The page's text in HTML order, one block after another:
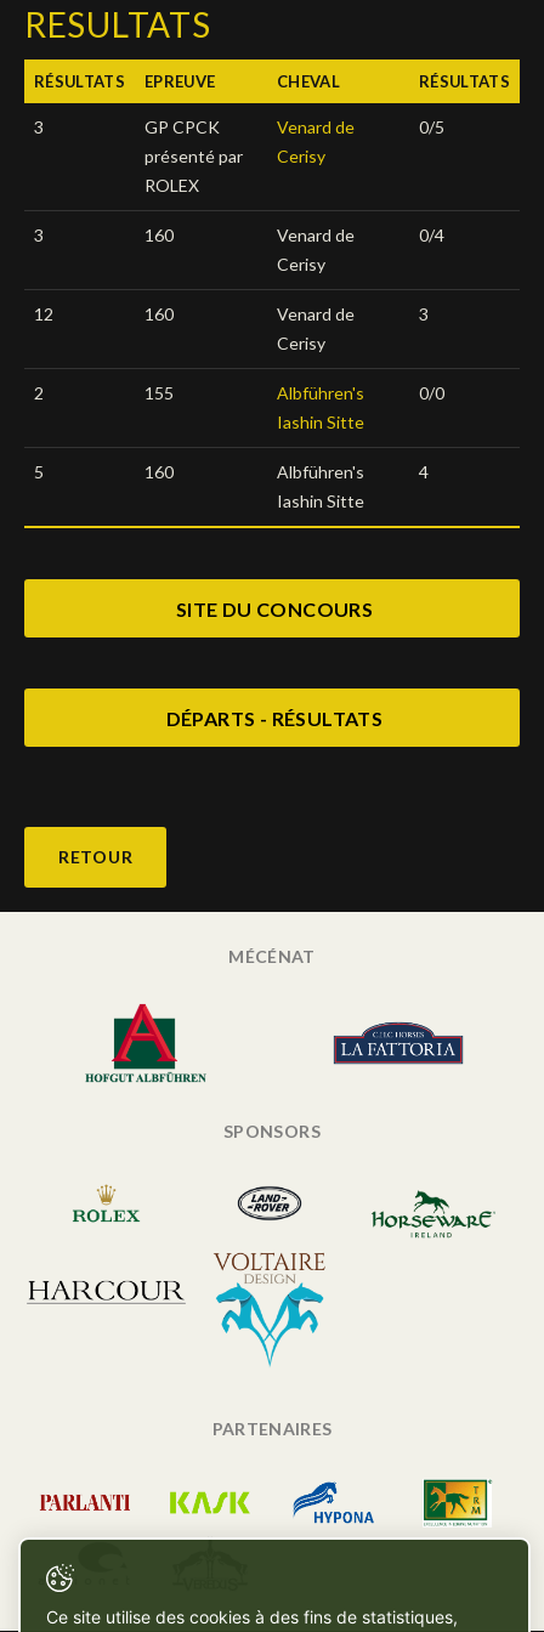
Deutsch
RESULTATS
RÉSULTATS EPREUVE CHEVAL RÉSULTATS
3
GP CPCK
présenté par
ROLEX
Venard de
Cerisy
0/5
3 160
Venard de
Cerisy
0/4
12 160
Venard de
Cerisy
3
2 155
Albführen's
Iashin Sitte
0/0
5 160
Albführen's
Iashin Sitte
4
SITE DU CONCOURS
DÉPARTS - RÉSULTATS
RETOUR
MÉCÉNAT
SPONSORS
PARTENAIRES
Ce site utilise des cookies à des fins de statistiques,